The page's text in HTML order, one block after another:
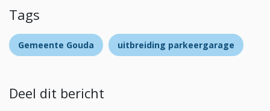
Tags
Gemeente Gouda uitbreiding parkeergarage
Deel dit bericht